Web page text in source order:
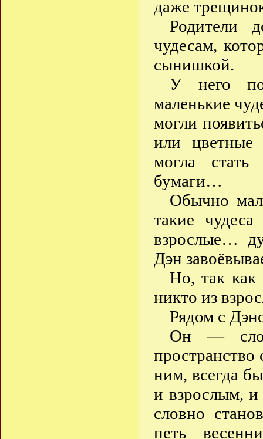
даже
Родители
чудесам,
сынишкой.
У него
маленькие
могли
или цветные
могла
бумаги…
Обычно
такие
взрослые…
Дэн
Но, так как
никто из
Рядом с
Он —
ним, всегда
и взрослым,
словно
петь